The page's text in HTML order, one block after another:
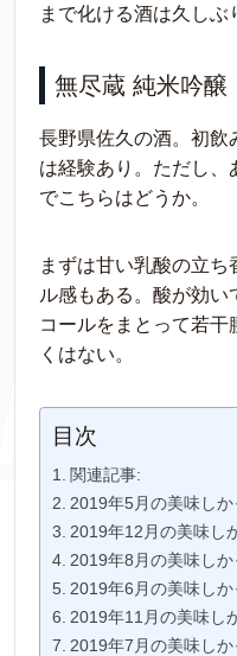
まで化ける酒は久しぶ
無尽蔵 純米吟醸
長野県佐久の酒。初飲
は経験あり。ただし、
でこちらはどうか。
まずは甘い乳酸の立
ル感もある。酸が効
コールをまとって若
くはない。
目次
関連記事:
2019年5月の美味し
2019年12月の美味し
2019年8月の美味し
2019年6月の美味し
2019年11月の美味し
2019年7月の美味し